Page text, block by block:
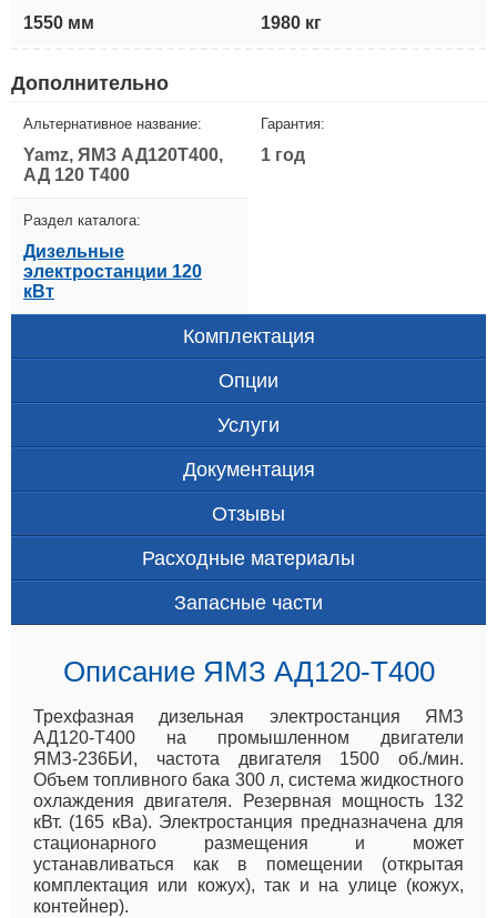
1550 мм 1980 кг
Дополнительно
Альтернативное название:
Yamz, ЯМЗ АД120Т400,
АД 120 Т400
Гарантия:
1 год
Раздел каталога:
Дизельные
электростанции 120
кВт
Комплектация
Опции
Услуги
Документация
Отзывы
Расходные материалы
Запасные части
Описание ЯМЗ АД120-T400
Трехфазная дизельная электростанция ЯМЗ
АД120-Т400 на промышленном двигатели
ЯМЗ-236БИ, частота двигателя 1500 об./мин.
Объем топливного бака 300 л, система жидкостного
охлаждения двигателя. Резервная мощность 132
кВт. (165 кВа). Электростанция предназначена для
стационарного размещения и может
устанавливаться как в помещении (открытая
комплектация или кожух), так и на улице (кожух,
контейнер).